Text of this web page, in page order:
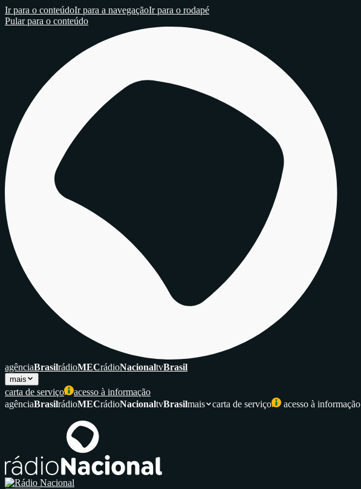
Ir para o conteúdoIr para a navegaçãoIr para o rodapé
Pular para o conteúdo
agênciaBrasilrádioMECrádioNacionaltvBrasil
mais
carta de serviço
acesso à informação
agênciaBrasilrádioMECrádioNacionaltvBrasilmais carta de serviço acesso à informação